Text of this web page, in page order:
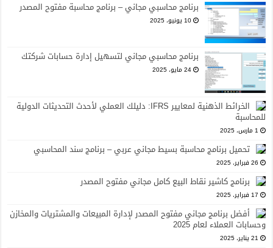
برنامج محاسبي مجاني – برنامج محاسبة مفتوح المصدر
10 يونيو، 2025
برنامج محاسبي مجاني لتسهيل إدارة حسابات شركتك
24 مايو، 2025
الخرائط الذهنية لمعايير IFRS: دليلك العملي لأحدث التحديثات الدولية
للمحاسبة
1 مارس، 2025
تحميل برنامج محاسبة بسيط مجاني عربي – برنامج سند المحاسبي
26 فبراير، 2025
برنامج كاشير نقاط البيع كامل مجاني مفتوح المصدر
17 فبراير، 2025
أفضل برنامج مجاني مفتوح المصدر لإدارة المبيعات والمشتريات والمخازن
وحسابات العملاء لعام 2025
21 يناير، 2025